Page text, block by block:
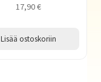
17,90€
Lisää ostoskoriin